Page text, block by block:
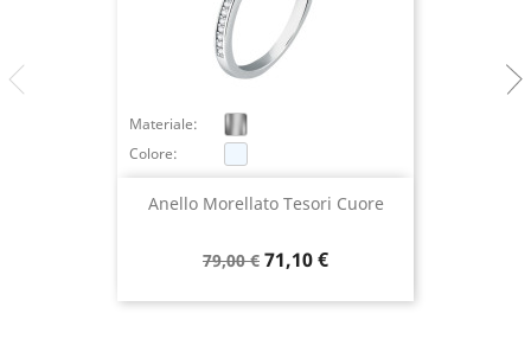
Anello Morellato Tesori Cuore
Prezzo
79,00 € Prezzo
71,10 €
Materiale:
Colore: